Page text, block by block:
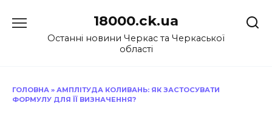
до
18000.ck.ua
Останні новини Черкас та Черкаської
області
ГОЛОВНА » АМПЛІТУДА КОЛИВАНЬ: ЯК ЗАСТОСУВАТИ
ФОРМУЛУ ДЛЯ ЇЇ ВИЗНАЧЕННЯ?